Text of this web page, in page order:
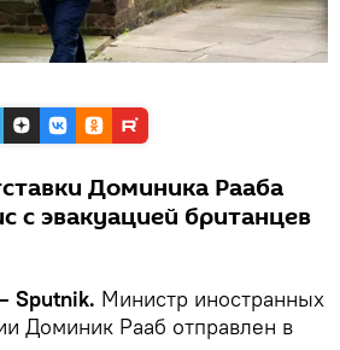
Доминика Рааба
с эвакуацией британцев
Sputnik. Министр иностранных
Доминик Рааб отправлен в